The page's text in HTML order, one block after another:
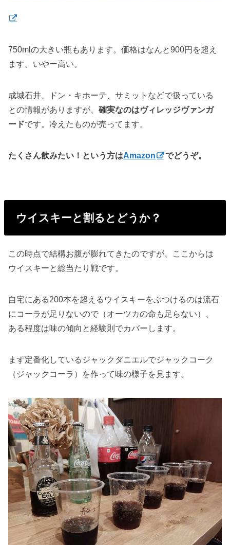
750mlの大きい瓶もあります。価格はなんと900円を超え
ます。いやー高い。
成城石井、ドン・キホーテ、サミットなどで扱っている
との情報がありますが、確実なのはヴィレッジヴァンガ
ードです。冷えたものが売ってます。
たくさん飲みたい！という方はAmazon でどうぞ。
ウイスキーと割るとどうか？
この時点で結構お腹が膨れてきたのですが、ここからは
ウイスキーと総当たり戦です。
自宅にある200本を超えるウイスキーをぶつけるのは流石
にコーラが足りないので（オーツカの命も足らない）、
ある程度は味の傾向と経験則でカバーします。
まず定番化しているジャックダニエルでジャックコーク
（ジャックコーラ）を作って味の様子を見ます。